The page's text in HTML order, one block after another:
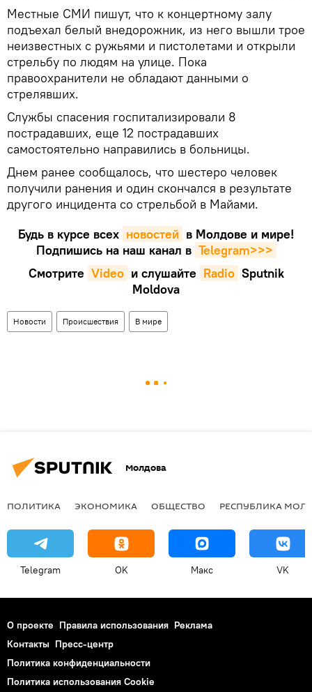
Местные СМИ пишут, что к концертному залу
подъехал белый внедорожник, из него вышли трое
неизвестных с ружьями и пистолетами и открыли
стрельбу по людям на улице. Пока
правоохранители не обладают данными о
стрелявших.
Службы спасения госпитализировали 8
пострадавших, еще 12 пострадавших
самостоятельно направились в больницы.
Днем ранее сообщалось, что шестеро человек
получили ранения и один скончался в результате
другого инцидента со стрельбой в Майами.
Будь в курсе всех новостей в Молдове и мире!
Подпишись на наш канал в Telegram>>>
Смотрите Video и слушайте Radio Sputnik
Moldova
Новости Происшествия В мире
Молдова
ПОЛИТИКА ЭКОНОМИКА ОБЩЕСТВО РЕСПУБЛИКА
Telegram OK Макс VK
О проекте Правила использования Реклама
Контакты Пресс-центр
Политика конфиденциальности
Политика использования Cookie